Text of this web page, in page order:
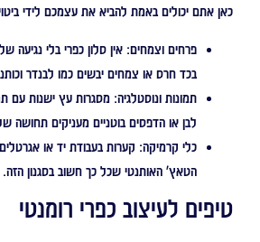
כאן אתם יכולים באמת להביא את עצמכם לידי
פרחים וצמחים: אין סלון כפרי בלי נגיעה
בכד חרס או צמחים יבשים כמו לבנדר
תמונות ונוסטלגיה: מסגרות עץ ישנות עם
לבן או הדפסים בוטניים מעניקים תחושה
כלי קרמיקה: קערות בעבודת יד או
הטאץ' האותנטי שכל כך חשוב בסגנון הזה.
טיפים לעיצוב כפרי רומנטי